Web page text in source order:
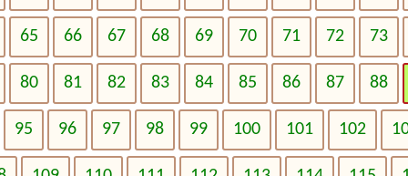
65 66 67 68 69 70 71 72 73
80 81 82 83 84 85 86 87 88
95 96 97 98 99 100 101 102